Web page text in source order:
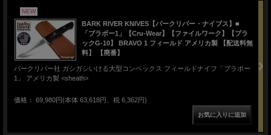
NEW
BARK RIVER KNIVES【バークリバー・ナイブス】■
「ブラボー1」【Cru-Wear】【ファイルワーク】【ブラ
ックG-10】 BRAVO 1 フィールド アメリカ製 【配送料無
料】 【廃番】
バークリバー社 ガシガシいける大型コンベックス フィールドナイフ「ブラボー
1」 アメリカ製 <sheath>
価格： 69,980円(本体 63,618円、税 6,362円)